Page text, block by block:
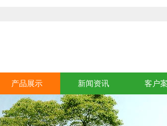
产品展示 新闻资讯 客户